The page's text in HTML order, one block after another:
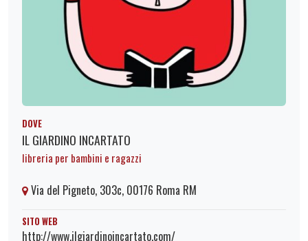
DOVE
IL GIARDINO INCARTATO
libreria per bambini e ragazzi
Via del Pigneto, 303c, 00176 Roma RM
SITO WEB
http://www.ilgiardinoincartato.com/